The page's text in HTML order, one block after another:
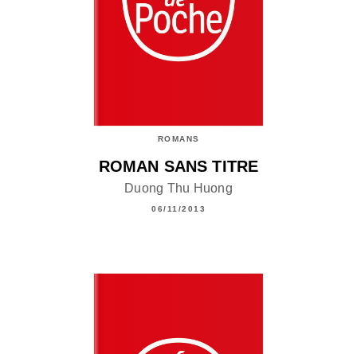
ROMANS
ROMAN SANS TITRE
Duong Thu Huong
06/11/2013